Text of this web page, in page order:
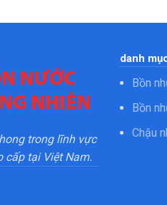
trong lĩnh vực
cấp tại Việt Nam.
danh
Bồn
Bồn
Chậu